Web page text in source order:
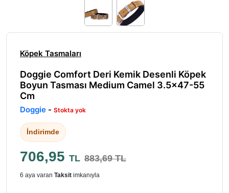
Köpek Tasmaları
Doggie Comfort Deri Kemik Desenli Köpek
Boyun Tasması Medium Camel 3.5x47-55
Cm
Doggie - Stokta yok
İndirimde
706,95 TL 883,69 TL
6 aya varan Taksit imkanıyla